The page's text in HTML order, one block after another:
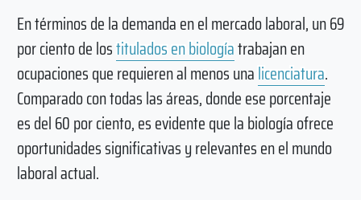
En términos de la demanda en el mercado laboral, un 69
por ciento de lostitulados en biologíatrabajan en
ocupaciones que requieren al menos unalicenciatura.
Comparado con todas las áreas, donde ese porcentaje
es del 60 por ciento, es evidente que la biología ofrece
oportunidades significativas y relevantes en el mundo
laboral actual.